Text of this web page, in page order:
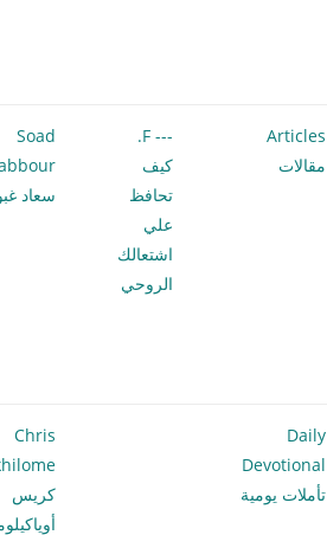
Articles
مقالات
--- F.
كيف
تحافظ
علي
اشتعالك
الروحي
Soad
سعاد
Daily
Devotional
تأملات يومية
Chris
كريس